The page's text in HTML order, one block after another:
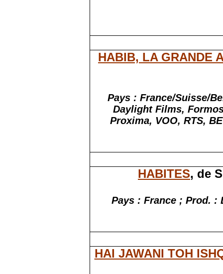
HABIB, LA GRANDE
Pays : France/Suisse/
DaylightFilms,
Proxima, VOO, RTS,
HABITES, de
Pays : France ; Prod. :
HAI JAWANI TOH